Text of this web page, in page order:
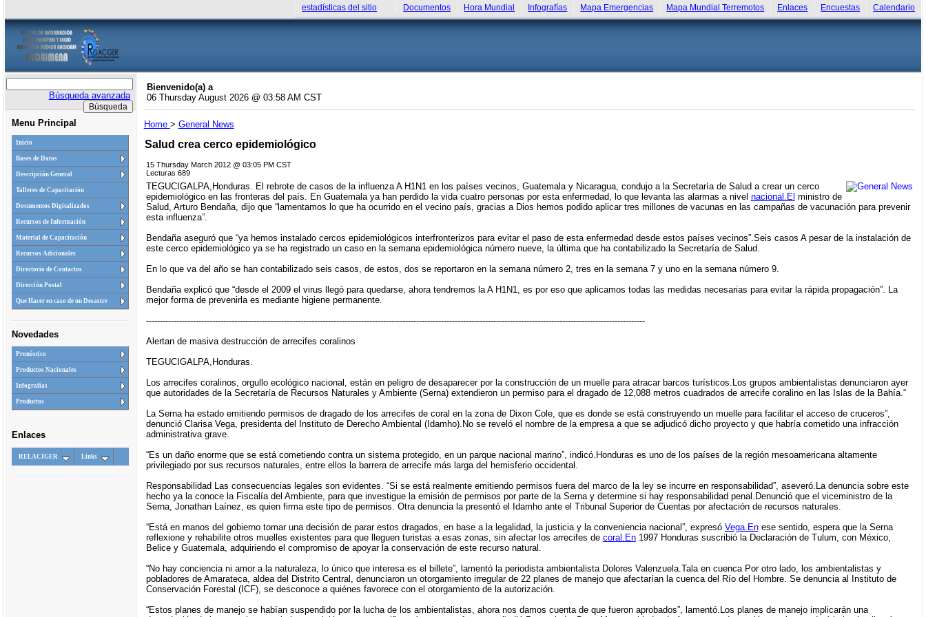
estadísticas del sitio Documentos Hora Mundial Infografías Mapa Emergencias Mapa Mundial Terremotos Enlaces Encuestas Calendario
Búsqueda avanzada
Menu Principal
Inicio
Bases de Datos
Descripción General
Talleres de Capacitación
Documentos Digitalizados
Recursos de Información
Material de Capacitación
Recursos Adicionales
Directorio de Contactos
Dirección Postal
Que Hacer en caso de un Desastre
Novedades
Pronóstico
Productos Nacionales
Infografias
Productos
Enlaces
RELACIGER Links
Bienvenido(a) a
06 Thursday August 2026 @ 03:58 AM CST
Home > General News
Salud crea cerco epidemiológico
15 Thursday March 2012 @ 03:05 PM CST
Lecturas 689
TEGUCIGALPA,Honduras. El rebrote de casos de la influenza A H1N1 en los países vecinos, Guatemala y Nicaragua, condujo a la Secretaría de Salud a crear un cerco
epidemiológico en las fronteras del país. En Guatemala ya han perdido la vida cuatro personas por esta enfermedad, lo que levanta las alarmas a nivel nacional.El ministro de
Salud, Arturo Bendaña, dijo que “lamentamos lo que ha ocurrido en el vecino país, gracias a Dios hemos podido aplicar tres millones de vacunas en las campañas de vacunación para prevenir
esta influenza”.
Bendaña aseguró que “ya hemos instalado cercos epidemiológicos interfronterizos para evitar el paso de esta enfermedad desde estos países vecinos”.Seis casos A pesar de la instalación de
este cerco epidemiológico ya se ha registrado un caso en la semana epidemiológica número nueve, la última que ha contabilizado la Secretaría de Salud.
En lo que va del año se han contabilizado seis casos, de estos, dos se reportaron en la semana número 2, tres en la semana 7 y uno en la semana número 9.
Bendaña explicó que “desde el 2009 el virus llegó para quedarse, ahora tendremos la A H1N1, es por eso que aplicamos todas las medidas necesarias para evitar la rápida propagación”. La
mejor forma de prevenirla es mediante higiene permanente.
-------------------------------------------------------------------------------------------------------------------------------------------------------------------------------------
Alertan de masiva destrucción de arrecifes coralinos
TEGUCIGALPA,Honduras.
Los arrecifes coralinos, orgullo ecológico nacional, están en peligro de desaparecer por la construcción de un muelle para atracar barcos turísticos.Los grupos ambientalistas denunciaron ayer
que autoridades de la Secretaría de Recursos Naturales y Ambiente (Serna) extendieron un permiso para el dragado de 12,088 metros cuadrados de arrecife coralino en las Islas de la Bahía.“
La Serna ha estado emitiendo permisos de dragado de los arrecifes de coral en la zona de Dixon Cole, que es donde se está construyendo un muelle para facilitar el acceso de cruceros”,
denunció Clarisa Vega, presidenta del Instituto de Derecho Ambiental (Idamho).No se reveló el nombre de la empresa a que se adjudicó dicho proyecto y que habría cometido una infracción
administrativa grave.
“Es un daño enorme que se está cometiendo contra un sistema protegido, en un parque nacional marino”, indicó.Honduras es uno de los países de la región mesoamericana altamente
privilegiado por sus recursos naturales, entre ellos la barrera de arrecife más larga del hemisferio occidental.
Responsabilidad Las consecuencias legales son evidentes. “Si se está realmente emitiendo permisos fuera del marco de la ley se incurre en responsabilidad”, aseveró.La denuncia sobre este
hecho ya la conoce la Fiscalía del Ambiente, para que investigue la emisión de permisos por parte de la Serna y determine si hay responsabilidad penal.Denunció que el viceministro de la
Serna, Jonathan Laínez, es quien firma este tipo de permisos. Otra denuncia la presentó el Idamho ante el Tribunal Superior de Cuentas por afectación de recursos naturales.
“Está en manos del gobierno tomar una decisión de parar estos dragados, en base a la legalidad, la justicia y la conveniencia nacional”, expresó Vega.Enese sentido, espera que la Serna
reflexione y rehabilite otros muelles existentes para que lleguen turistas a esas zonas, sin afectar los arrecifes de coral.En1997 Honduras suscribió la Declaración de Tulum, con México,
Belice y Guatemala, adquiriendo el compromiso de apoyar la conservación de este recurso natural.
“No hay conciencia ni amor a la naturaleza, lo único que interesa es el billete”, lamentó la periodista ambientalista Dolores Valenzuela.Tala en cuenca Por otro lado, los ambientalistas y
pobladores de Amarateca, aldea del Distrito Central, denunciaron un otorgamiento irregular de 22 planes de manejo que afectarían la cuenca del Río del Hombre. Se denuncia al Instituto de
Conservación Forestal (ICF), se desconoce a quiénes favorece con el otorgamiento de la autorización.
“Estos planes de manejo se habían suspendido por la lucha de los ambientalistas, ahora nos damos cuenta de que fueron aprobados”, lamentó.Los planes de manejo implicarán una